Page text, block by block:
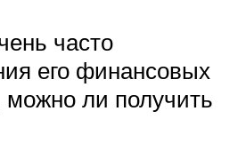
часто
его финансовых
можно ли получить